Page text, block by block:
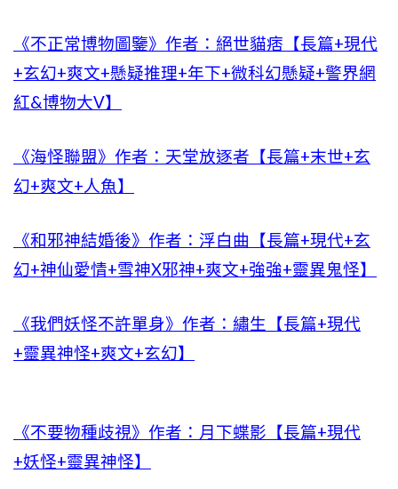
《不正常博物圖鑒》作者：絕世貓痞【長篇+現代
+玄幻+爽文+懸疑推理+年下+微科幻懸疑+警界網
紅&博物大V】
《海怪聯盟》作者：天堂放逐者【長篇+末世+玄
幻+爽文+人魚】
《和邪神結婚後》作者：浮白曲【長篇+現代+玄
幻+神仙愛情+雪神X邪神+爽文+強強+靈異鬼怪】
《我們妖怪不許單身》作者：繡生【長篇+現代
+靈異神怪+爽文+玄幻】
《不要物種歧視》作者：月下蝶影【長篇+現代
+妖怪+靈異神怪】